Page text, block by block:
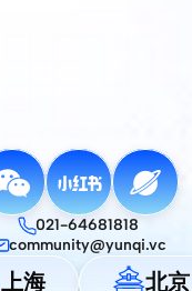
021-64681818
community@yunqi.vc
上海 北京